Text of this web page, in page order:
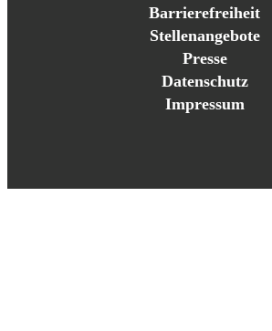
Barrierefreiheit
Stellenangebote
Presse
Datenschutz
Impressum